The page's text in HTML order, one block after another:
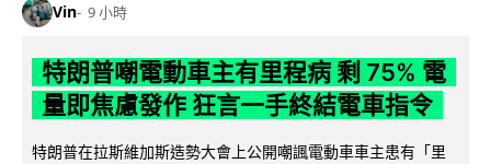
Vin 9 小時
特朗普嘲電動車主有里程病 剩 75% 電
量即焦慮發作 狂言一手終結電車指令
特朗普在拉斯維加斯造勢大會上公開嘲諷電動車車主患有「里